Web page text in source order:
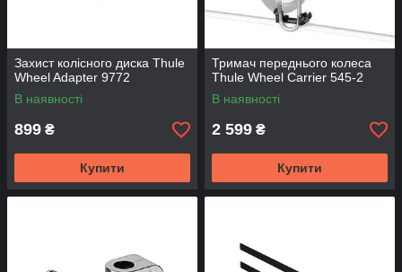
Захист колісного диска Thule
Wheel Adapter 9772
В наявності
899 ₴
Купити
Тримач переднього колеса
Thule Wheel Carrier 545-2
В наявності
2 599 ₴
Купити